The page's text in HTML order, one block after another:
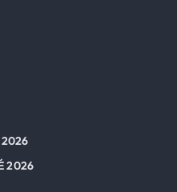
2026
2026